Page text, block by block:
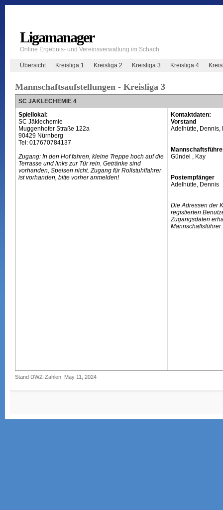
Ligamanager
Online Ergebnis- und Vereinsverwaltung im Schach
Übersicht Kreisliga 1 Kreisliga 2 Kreisliga 3 Kreisliga 4
Mannschaftsaufstellungen - Kreisliga 3
SC JÄKLECHEMIE 4
Spiellokal:
SC Jäklechemie
Muggenhofer Straße 122a
90429 Nürnberg
Tel: 017670784137
Zugang: In den Hof fahren, kleine Treppe hoch auf die
Terrasse und links zur Tür rein. Getränke sind
vorhanden, Speisen nicht. Zugang für Rollstuhlfahrer
ist vorhanden, bitte vorher anmelden!
Kontaktdaten:
Vorstand
Adelhütte, Dennis,
Gündel , Kay
Postempfänger
Adelhütte, Dennis
Die Adressen der
registierten
Zugangsdaten
Mannschaftsführer.
Stand DWZ-Zahlen: May 11, 2024